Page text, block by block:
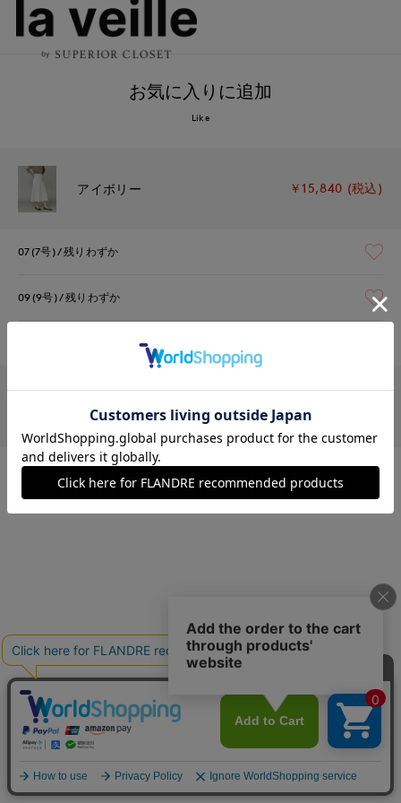
お気に入りに追加
Like
アイボリー ￥15,840 (税込)
07(7号) 残りわずか
09(9号) 残りわずか
ブラウン
09(9号) 在庫あり